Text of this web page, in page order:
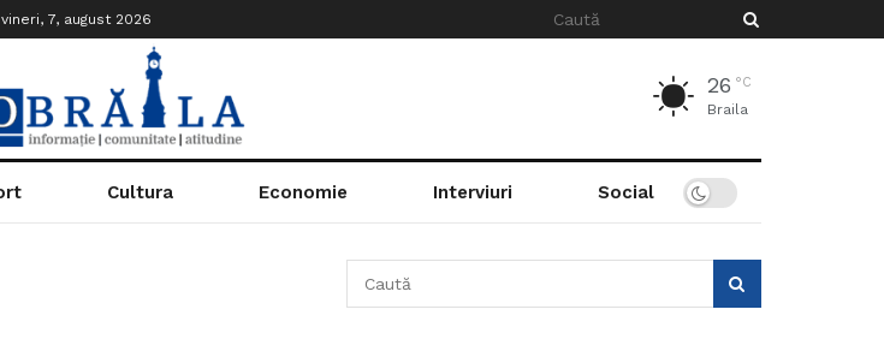
vineri, 7, august 2026
26 °C
Braila
Cultura Economie Interviuri Social